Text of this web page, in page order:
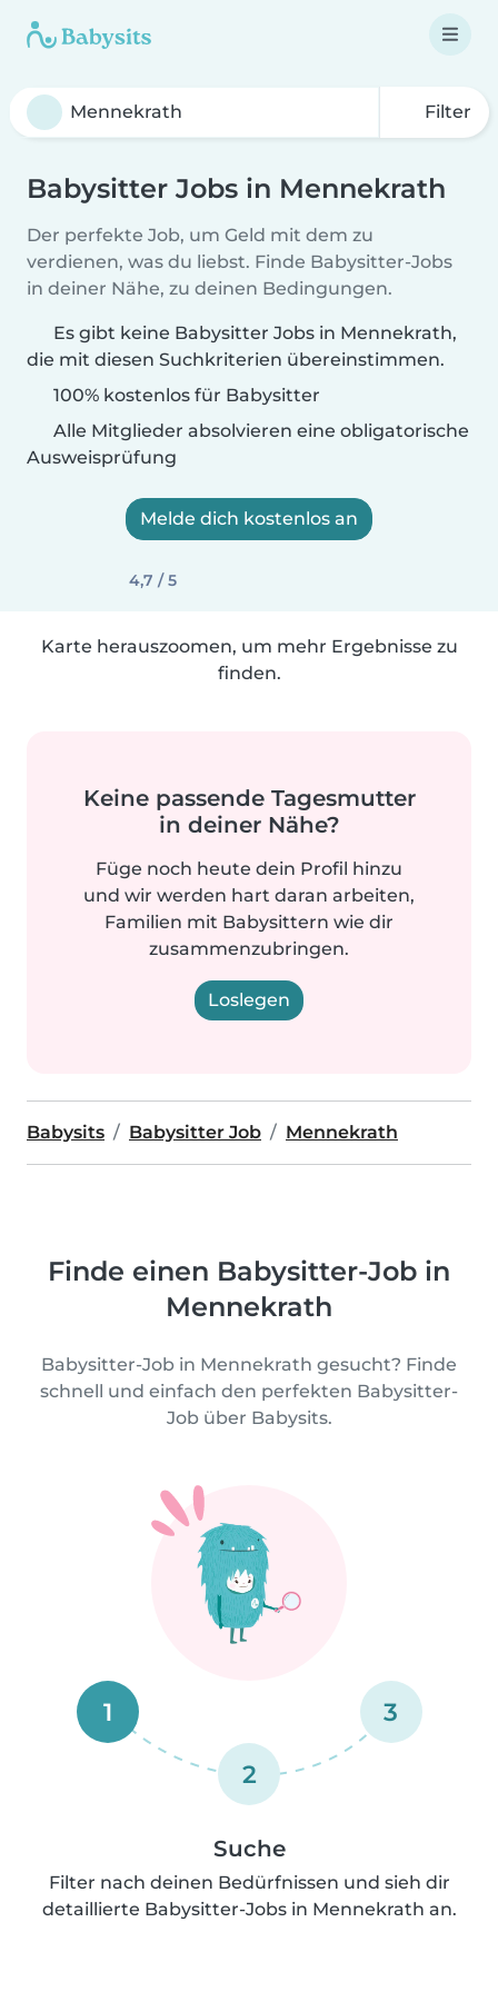
Filter
Babysitter Jobs in Mennekrath
Der perfekte Job, um Geld mit dem zu
verdienen, was du liebst. Finde Babysitter-Jobs
in deiner Nähe, zu deinen Bedingungen.
Es gibt keine Babysitter Jobs in Mennekrath,
die mit diesen Suchkriterien übereinstimmen.
100% kostenlos für Babysitter
Alle Mitglieder absolvieren eine obligatorische
Ausweisprüfung
Melde dich kostenlos an
4,7 / 5
Karte herauszoomen, um mehr Ergebnisse zu
finden.
Keine passende Tagesmutter
in deiner Nähe?
Füge noch heute dein Profil hinzu
und wir werden hart daran arbeiten,
Familien mit Babysittern wie dir
zusammenzubringen.
Loslegen
Babysits Babysitter Job Mennekrath
Finde einen Babysitter-Job in
Mennekrath
Babysitter-Job in Mennekrath gesucht? Finde
schnell und einfach den perfekten Babysitter-
Job über Babysits.
1
2
3
Suche
Filter nach deinen Bedürfnissen und sieh dir
detaillierte Babysitter-Jobs in Mennekrath an.